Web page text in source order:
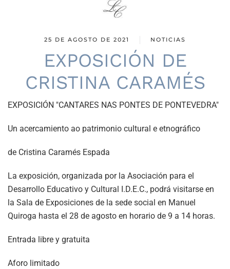
25 DE AGOSTO DE 2021 NOTICIAS
EXPOSICIÓN DE
CRISTINA CARAMÉS
EXPOSICIÓN "CANTARES NAS PONTES DE PONTEVEDRA"
Un acercamiento ao patrimonio cultural e etnográfico
de Cristina Caramés Espada
La exposición, organizada por la Asociación para el
Desarrollo Educativo y Cultural I.D.E.C., podrá visitarse en
la Sala de Exposiciones de la sede social en Manuel
Quiroga hasta el 28 de agosto en horario de 9 a 14 horas.
Entrada libre y gratuita
Aforo limitado